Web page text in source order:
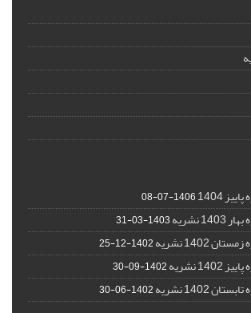
1404
1406-07-08
نشریه 1403-03-31
1402 نشریه 1402-12-25
نشریه 1402-09-30
1402 نشریه 1402-06-30